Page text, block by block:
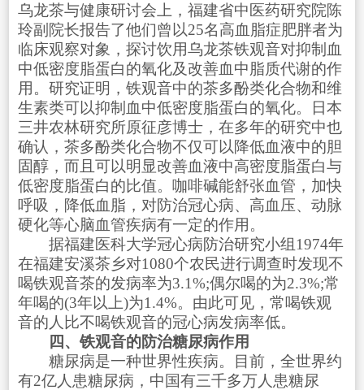
乌龙茶与健康研讨会上，福建省中医药研究院陈
玲副院长报告了他们曾以25名高血脂症肥胖者为
临床观察对象，探讨饮用乌龙茶铁观音对抑制血
中低密度脂蛋白的氧化及改善血中脂质代谢的作
用。研究证明，铁观音中的茶多酚类化合物和维
生素类可以抑制血中低密度脂蛋白的氧化。日本
三井农林研究所原征彦博士，在多年的研究中也
确认，茶多酚类化合物不仅可以降低血液中的胆
固醇，而且可以明显改善血液中高密度脂蛋白与
低密度脂蛋白的比值。咖啡碱能舒张血管，加快
呼吸，降低血脂，对防治冠心病、高血压、动脉
硬化等心脑血管疾病有一定的作用。
据福建医科大学冠心病防治研究小组1974年
在福建安溪茶乡对1080个农民进行调查时发现不
喝铁观音茶的发病率为3.1%;偶尔喝的为2.3%;常
年喝的(3年以上)为1.4%。由此可见，常喝铁观
音的人比不喝铁观音的冠心病发病率低。
四、铁观音的防治糖尿病作用
糖尿病是一种世界性疾病。目前，全世界约
有2亿人患糖尿病，中国有三千多万人患糖尿